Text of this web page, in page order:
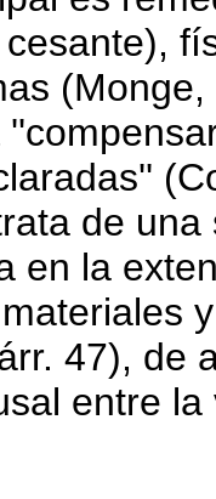
de
en la
47), de
entre